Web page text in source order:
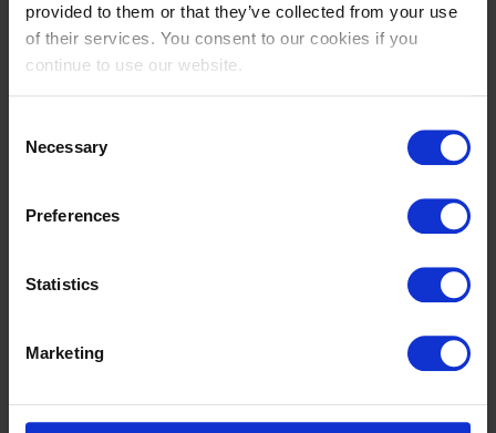
provided to them or that they’ve collected from your use
of their services. You consent to our cookies if you
continue to use our website.
Selection
Necessary
Preferences
Statistics
Marketing
Maak er een gezellig dagje uit van: kinderen t/m 12 jaar
hebben gratis toegang. Een ticket is niet nodig.
Je ticket is inclusief
✓ Vrije zitplaatsen op de tribunes (zolang er plaats is)
✓ Entertainment voor het hele gezin